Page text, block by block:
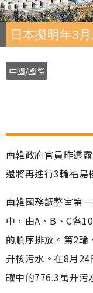
日本擬明年3
中國/國際
南韓政府官員昨透
還將再進行3輪福島
南韓國務調整室第
中，由A、B、C各
的順序排放。第2輪
升核污水。在8月
罐中的776.3萬升污